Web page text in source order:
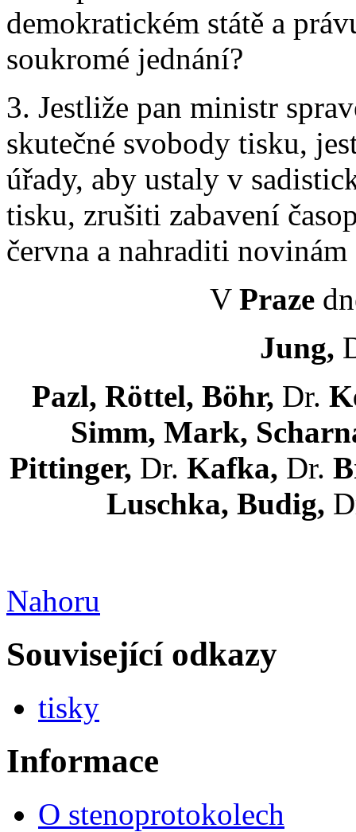
demokratickém státě a
soukromé jednání?
3. Jestliže pan ministr
skutečné svobody tisku,
úřady, aby ustaly v
tisku, zrušiti zabavení
června a nahraditi
V Praze
Jung,
Pazl, Röttel, Böhr, Dr.
Simm, Mark,
Pittinger, Dr. Kafka, Dr.
Luschka, Budig,
Nahoru
Související odkazy
tisky
Informace
O stenoprotokolech